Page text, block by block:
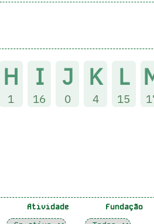
H
1
I
16
J
0
K
4
L
15
Atividade Fundação